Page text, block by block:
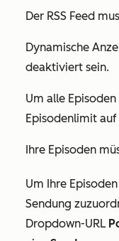
Der RSS Feed
Dynamische
deaktiviert sein.
Um alle
Episodenlimit
Ihre Episoden
Um Ihre
Sendung
Dropdown-URL